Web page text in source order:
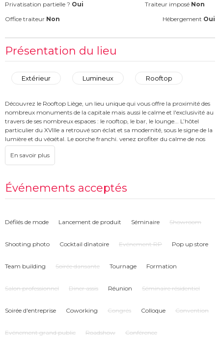
Privatisation partielle ? Oui Traiteur imposé Non
Office traiteur Non Hébergement Oui
Présentation du lieu
Extérieur Lumineux Rooftop
Découvrez le Rooftop Liège, un lieu unique qui vous offre la proximité des
nombreux monuments de la capitale mais aussi le calme et l'exclusivité au
travers de ses nombreux espaces : le rooftop, le bar, le lounge... L’hôtel
particulier du XVIIIe a retrouvé son éclat et sa modernité, sous le signe de la
lumière et du végétal. Le porche franchi, venez profiter du calme de nos
chambres et dégustez un cocktail sur notre rooftop, le Sky Garden.
Événements acceptés
Défilés de mode Lancement de produit Séminaire Showroom
Shooting photo Cocktail dînatoire Evénement RP Pop up store
Team building Soirée dansante Tournage Formation
Salon professionnel Diner assis Réunion Séminaire résidentiel
Soirée d'entreprise Coworking Congrés Colloque Convention
Evénement grand public Roadshow Conférence